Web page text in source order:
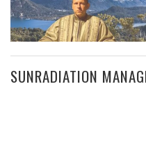
SUNRADIATION